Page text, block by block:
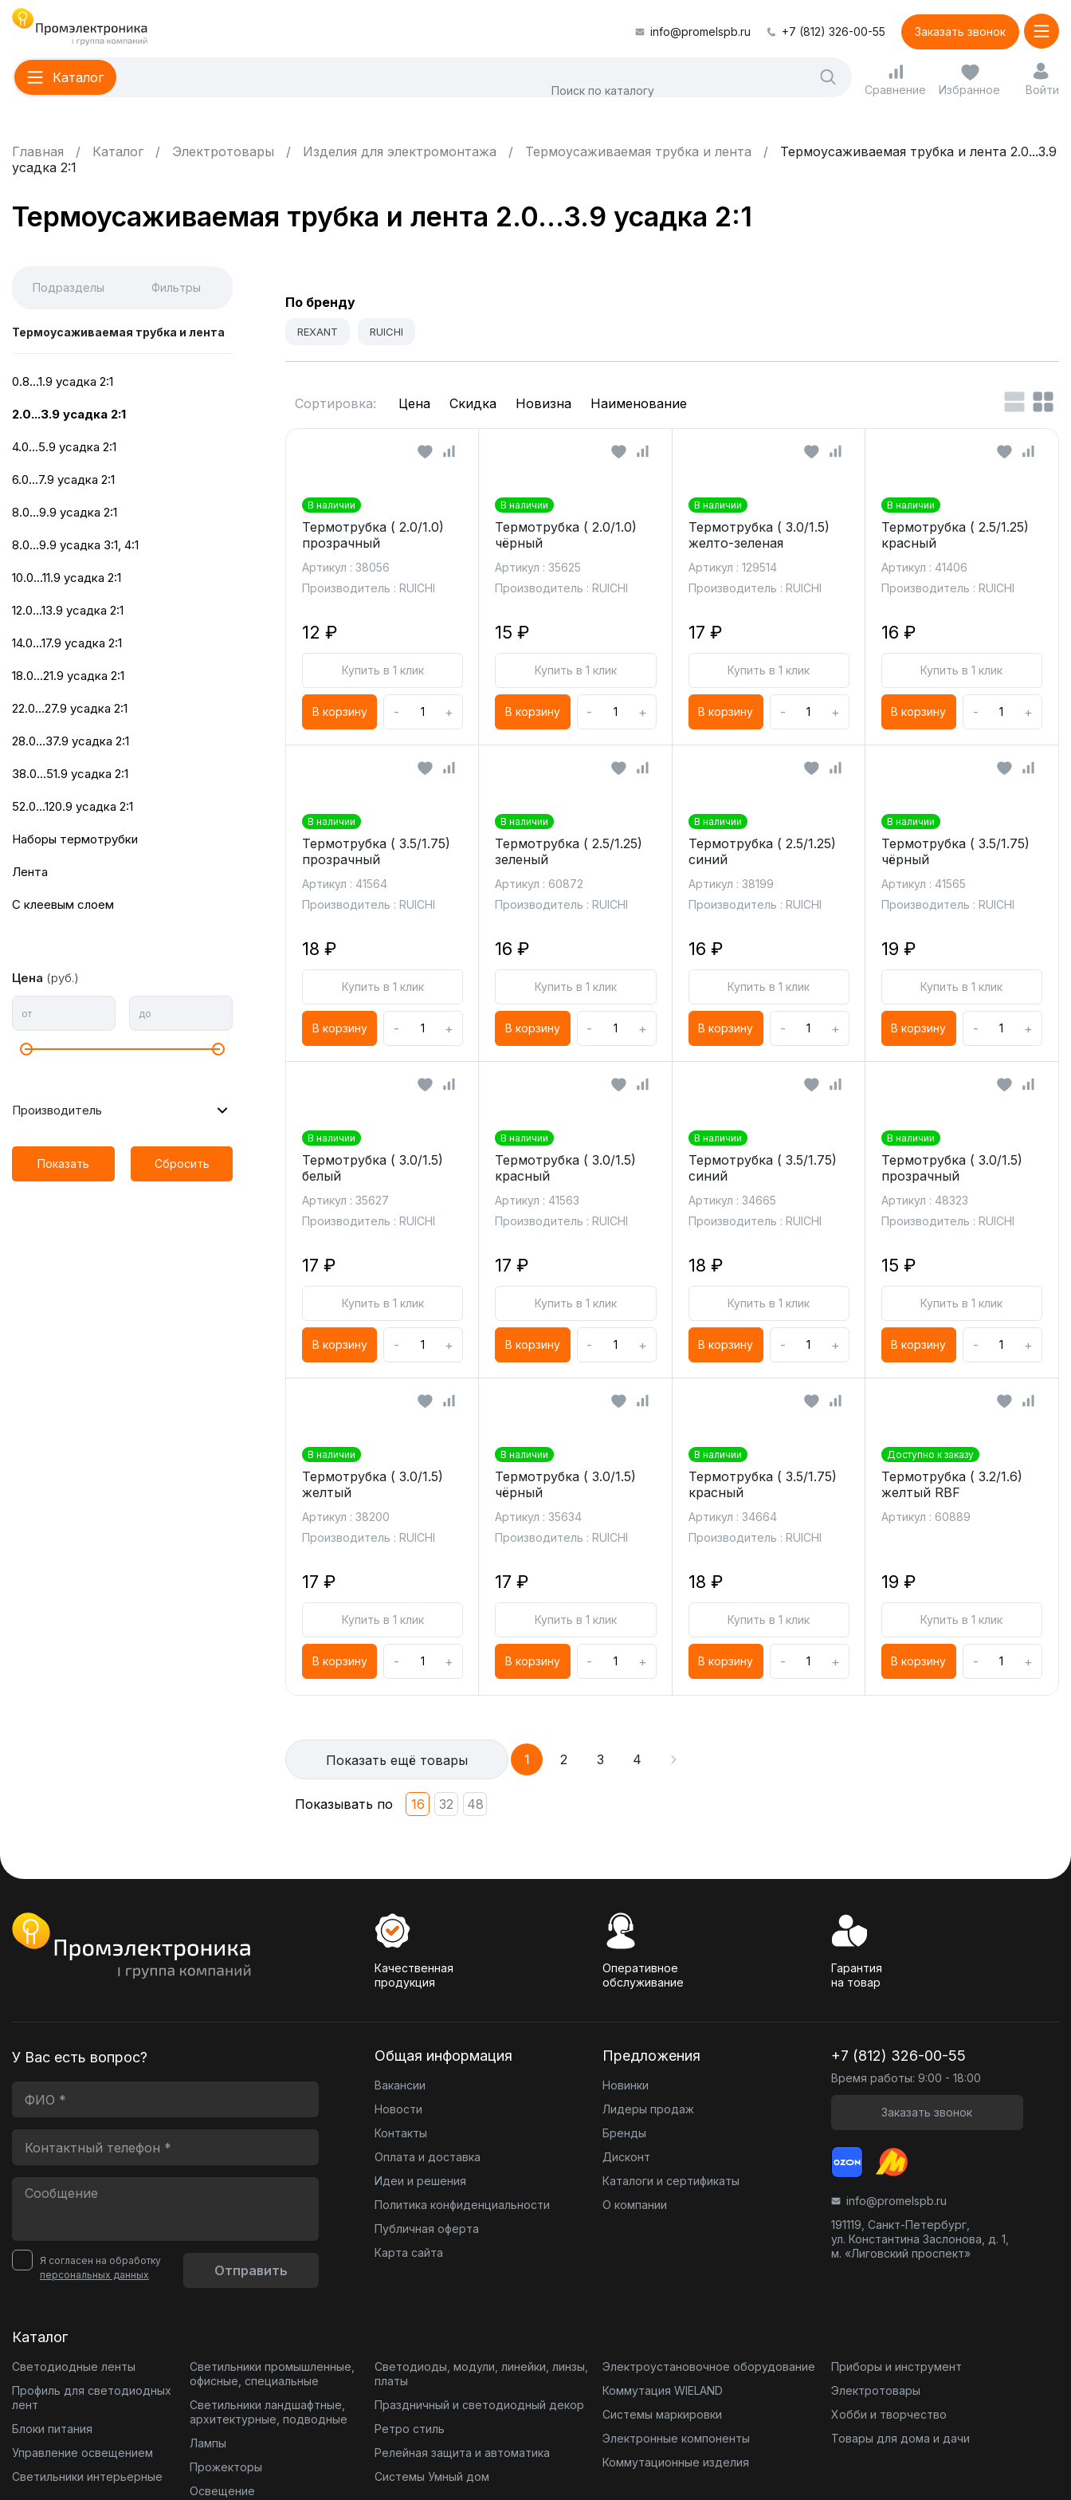
info@promelspb.ru +7 (812) 326-00-55 Заказать звонок
Каталог
Сравнение Избранное Войти
Главная Каталог Электротовары Изделия для электромонтажа Термоусаживаемая трубка и лента
Термоусаживаемая трубка и лента 2.0...3.9
усадка 2:1
Термоусаживаемая трубка и лента 2.0...3.9 усадка 2:1
Подразделы Фильтры
Термоусаживаемая трубка и лента
0.8...1.9 усадка 2:1
2.0...3.9 усадка 2:1
4.0...5.9 усадка 2:1
6.0...7.9 усадка 2:1
8.0...9.9 усадка 2:1
8.0...9.9 усадка 3:1, 4:1
10.0...11.9 усадка 2:1
12.0...13.9 усадка 2:1
14.0...17.9 усадка 2:1
18.0...21.9 усадка 2:1
22.0...27.9 усадка 2:1
28.0...37.9 усадка 2:1
38.0...51.9 усадка 2:1
52.0...120.9 усадка 2:1
Наборы термотрубки
лента
с клеевым слоем
Цена (руб.)
от до
Производитель
Показать Сбросить
По бренду
REXANT RUICHI
Сортировка: Цена Скидка Новизна Наименование
В наличии
Термотрубка ( 2.0/1.0)
прозрачный
Артикул : 38056
Производитель : RUICHI
12 ₽
Купить в 1 клик
В корзину - +
В наличии
Термотрубка ( 2.0/1.0)
чёрный
Артикул : 35625
Производитель : RUICHI
15 ₽
Купить в 1 клик
В корзину - +
В наличии
Термотрубка ( 3.0/1.5)
желто-зеленая
Артикул : 129514
Производитель : RUICHI
17 ₽
Купить в 1 клик
В корзину - +
В наличии
Термотрубка ( 2.5/1.25)
красный
Артикул : 41406
Производитель : RUICHI
16 ₽
Купить в 1 клик
В корзину - +
В наличии
Термотрубка ( 3.5/1.75)
прозрачный
Артикул : 41564
Производитель : RUICHI
18 ₽
Купить в 1 клик
В корзину - +
В наличии
Термотрубка ( 2.5/1.25)
зеленый
Артикул : 60872
Производитель : RUICHI
16 ₽
Купить в 1 клик
В корзину - +
В наличии
Термотрубка ( 2.5/1.25)
синий
Артикул : 38199
Производитель : RUICHI
16 ₽
Купить в 1 клик
В корзину - +
В наличии
Термотрубка ( 3.5/1.75)
чёрный
Артикул : 41565
Производитель : RUICHI
19 ₽
Купить в 1 клик
В корзину - +
В наличии
Термотрубка ( 3.0/1.5)
белый
Артикул : 35627
Производитель : RUICHI
17 ₽
Купить в 1 клик
В корзину - +
В наличии
Термотрубка ( 3.0/1.5)
красный
Артикул : 41563
Производитель : RUICHI
17 ₽
Купить в 1 клик
В корзину - +
В наличии
Термотрубка ( 3.5/1.75)
синий
Артикул : 34665
Производитель : RUICHI
18 ₽
Купить в 1 клик
В корзину - +
В наличии
Термотрубка ( 3.0/1.5)
прозрачный
Артикул : 48323
Производитель : RUICHI
15 ₽
Купить в 1 клик
В корзину - +
В наличии
Термотрубка ( 3.0/1.5)
желтый
Артикул : 38200
Производитель : RUICHI
17 ₽
Купить в 1 клик
В корзину - +
В наличии
Термотрубка ( 3.0/1.5)
чёрный
Артикул : 35634
Производитель : RUICHI
17 ₽
Купить в 1 клик
В корзину - +
В наличии
Термотрубка ( 3.5/1.75)
красный
Артикул : 34664
Производитель : RUICHI
18 ₽
Купить в 1 клик
В корзину - +
Доступно к заказу
Термотрубка ( 3.2/1.6)
желтый RBF
Артикул : 60889
19 ₽
Купить в 1 клик
В корзину - +
Показать ещё товары 1 2 3 4
Показывать по 16 32 48
Качественная
продукция
Оперативное
обслуживание
Гарантия
на товар
У Вас есть вопрос?
Я согласен на обработку
персональных данных
Отправить
Общая информация
Вакансии
Новости
Контакты
Оплата и доставка
Идеи и решения
Политика конфиденциальности
Публичная оферта
Карта сайта
Предложения
Новинки
Лидеры продаж
Бренды
Дисконт
Каталоги и сертификаты
О компании
+7 (812) 326-00-55
Время работы: 9:00 - 18:00
Заказать звонок
info@promelspb.ru
191119, Санкт-Петербург,
ул. Константина Заслонова, д. 1,
м. «Лиговский проспект»
Каталог
Светодиодные ленты
Профиль для светодиодных
лент
Блоки питания
Управление освещением
Светильники интерьерные
Светильники промышленные,
офисные, специальные
Светильники ландшафтные,
архитектурные, подводные
Лампы
Прожекторы
Освещение
Светодиоды, модули, линейки, линзы,
платы
Праздничный и светодиодный декор
Ретро стиль
Релейная защита и автоматика
Системы Умный дом
Электроустановочное оборудование
Коммутация WIELAND
Системы маркировки
Электронные компоненты
Коммутационные изделия
Приборы и инструмент
Электротовары
Хобби и творчество
Товары для дома и дачи